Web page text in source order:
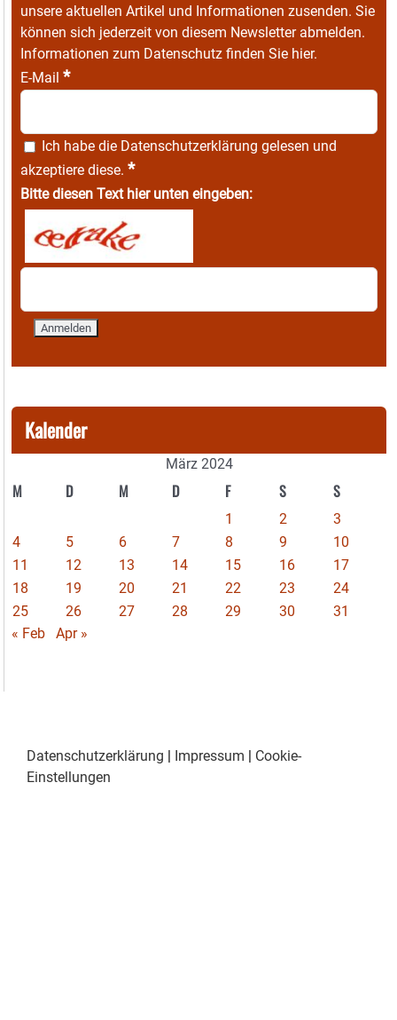
unsere aktuellen Artikel und Informationen zusenden. Sie
können sich jederzeit von diesem Newsletter abmelden.
Informationen zum Datenschutz finden Sie hier.
E-Mail *
Ich habe die Datenschutzerklärung gelesen und
akzeptiere diese. *
Bitte diesen Text hier unten eingeben:
Kalender
März 2024
M D M D F S S
1 2
3
4
5 6 7 8 9
10
11
12 13 14 15 16
17
18
19 20 21 22 23
24
25
26 27 28 29 30
31
« Feb
Apr »
Datenschutzerklärung Impressum
Cookie-
Einstellungen